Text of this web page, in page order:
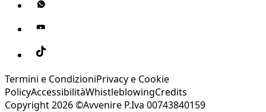
Termini e CondizioniPrivacy e Cookie
PolicyAccessibilitàWhistleblowingCredits
Copyright 2026 ©Avvenire P.Iva 00743840159